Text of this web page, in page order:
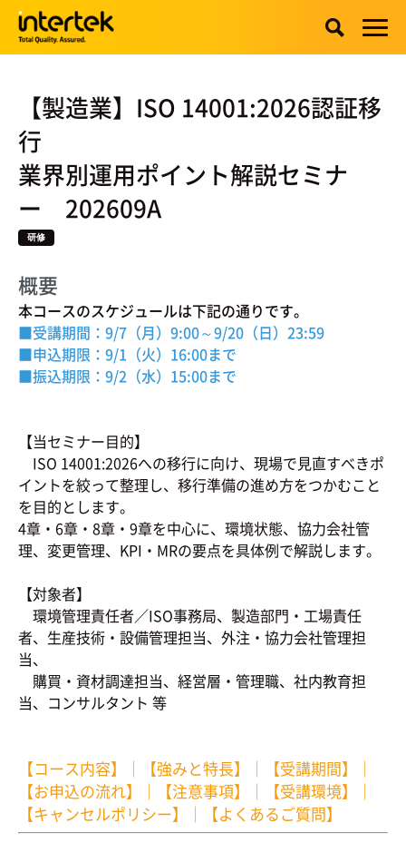
【製造業】ISO 14001:2026認証移
行
業界別運用ポイント解説セミナ
ー 202609A
研修
概要
本コースのスケジュールは下記の通りです。
■受講期間：9/7（月）9:00～9/20（日）23:59
■申込期限：9/1（火）16:00まで
■振込期限：9/2 （水）15:00まで
【当セミナー目的】
ISO 14001:2026への移行に向け、現場で見直すべきポ
イントを絞って整理し、移行準備の進め方をつかむこと
を目的とします。
4章・6章・8章・9章を中心に、環境状態、協力会社管
理、変更管理、KPI・MRの要点を具体例で解説します。
【対象者】
環境管理責任者／ISO事務局、製造部門・工場責任
者、生産技術・設備管理担当、外注・協力会社管理担
当、
購買・資材調達担当、経営層・管理職、社内教育担
当、コンサルタント 等
【コース内容】 ｜ 【強みと特長】 ｜ 【受講期間】
｜
【お申込の流れ】
｜ 【注意事項】 ｜ 【受講環境】
｜
【キャンセルポリシー】
｜ 【よくあるご質問】